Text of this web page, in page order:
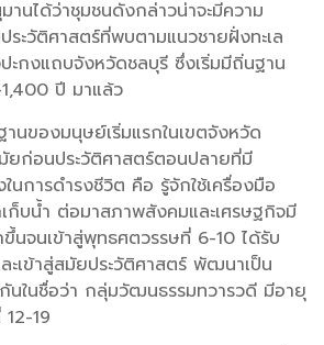
นได้ว่าชุมชนดังกล่าวน่าจะมีความ
ะวัติศาสตร์ที่พบตามแนวชายฝั่งทะเล
ะกงแถบจังหวัดชลบุรี ซึ่งเริ่มมีถิ่นฐาน
ปี มาแล้ว
นของมนุษย์เริ่มแรกในเขตจังหวัด
ยก่อนประวัติศาสตร์ตอนปลายที่มี
นการดำรงชีวิต คือ รู้จักใช้เครื่องมือ
เก็บน้ำ ต่อมาสภาพสังคมและเศรษฐกิจมี
นจนเข้าสู่พุทธศตวรรษที่ 6-10 ได้รับ
เข้าสู่สมัยประวัติศาสตร์ พัฒนาเป็น
นในชื่อว่า กลุ่มวัฒนธรรมทวารวดี มีอายุ
19